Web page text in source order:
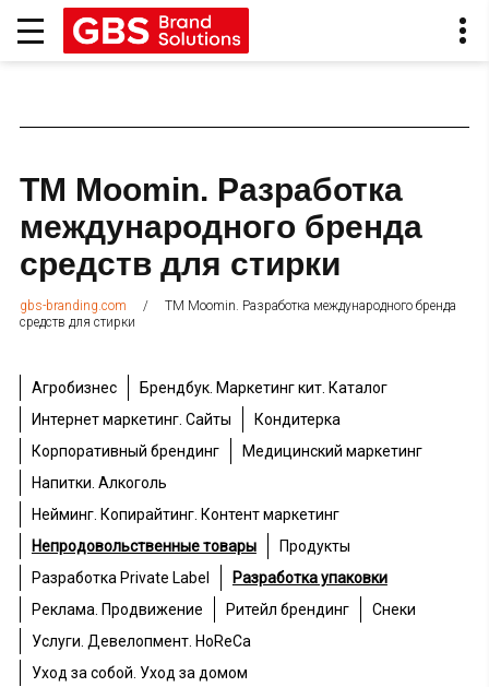
ТМ Moomin. Разработка
международного бренда
средств для стирки
gbs-branding.com /
ТМ Moomin. Разработка международного бренда
средств для стирки
Агробизнес
Брендбук. Маркетинг кит. Каталог
Интернет маркетинг. Сайты
Кондитерка
Корпоративный брендинг
Медицинский маркетинг
Напитки. Алкоголь
Нейминг. Копирайтинг. Контент маркетинг
Непродовольственные товары
Продукты
Разработка Private Label
Разработка упаковки
Реклама. Продвижение
Ритейл брендинг
Снеки
Услуги. Девелопмент. HoReCa
Уход за собой. Уход за домом